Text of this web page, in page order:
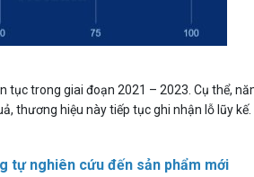
tục trong giai đoạn 2021 – 2023. Cụ thể,
thương hiệu này tiếp tục ghi nhận lỗ lũy kế.
tự nghiên cứu đến sản phẩm mới